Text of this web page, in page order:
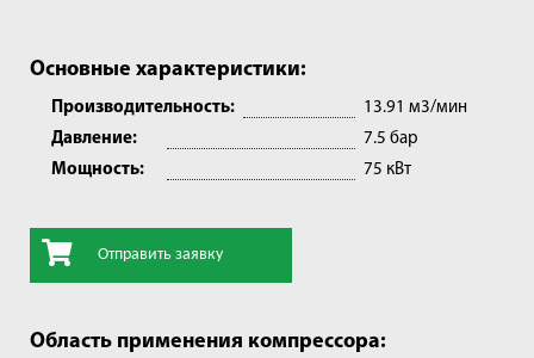
Основные характеристики:
Производительность:
13.91 м3/мин
Давление:
7.5 бар
Мощность:
75 кВт
Отправить заявку
Область применения компрессора: